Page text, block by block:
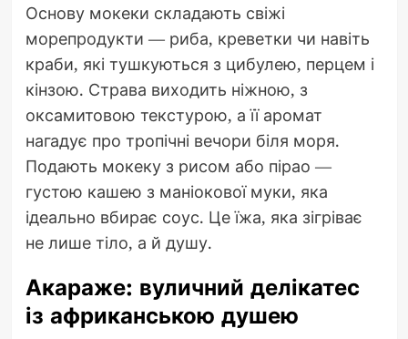
Основу мокеки складають свіжі
морепродукти — риба, креветки чи навіть
краби, які тушкуються з цибулею, перцем і
кінзою. Страва виходить ніжною, з
оксамитовою текстурою, а її аромат
нагадує про тропічні вечори біля моря.
Подають мокеку з рисом або пірао —
густою кашею з маніокової муки, яка
ідеально вбирає соус. Це їжа, яка зігріває
не лише тіло, а й душу.
Акараже: вуличний делікатес
із африканською душею